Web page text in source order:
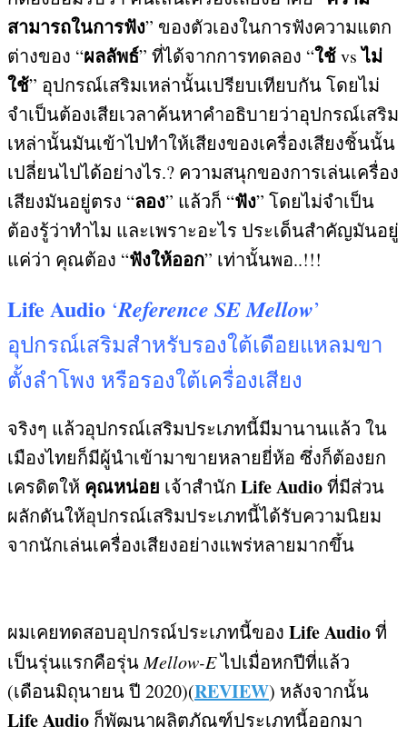
สามารถในการฟัง” ของตัวเองในการฟังความแตก
ต่างของ “ผลลัพธ์” ที่ได้จากการทดลอง “ใช้vsไม่
ใช้” อุปกรณ์เสริมเหล่านั้นเปรียบเทียบกัน โดยไม่
จำเป็นต้องเสียเวลาค้นหาคำอธิบายว่าอุปกรณ์เสริม
เหล่านั้นมันเข้าไปทำให้เสียงของเครื่องเสียงชิ้นนั้น
เปลี่ยนไปได้อย่างไร.? ความสนุกของการเล่นเครื่อง
เสียงมันอยู่ตรง “ลอง” แล้วก็ “ฟัง” โดยไม่จำเป็น
ต้องรู้ว่าทำไม และเพราะอะไร ประเด็นสำคัญมันอยู่
แค่ว่า คุณต้อง “ฟังให้ออก” เท่านั้นพอ..!!!
Life Audio ‘Reference SE Mellow’
อุปกรณ์เสริมสำหรับรองใต้เดือยแหลมขา
ตั้งลำโพง หรือรองใต้เครื่องเสียง
จริงๆ แล้วอุปกรณ์เสริมประเภทนี้มีมานานแล้ว ใน
เมืองไทยก็มีผู้นำเข้ามาขายหลายยี่ห้อ ซึ่งก็ต้องยก
เครดิตให้ คุณหน่อย เจ้าสำนัก Life Audioที่มีส่วน
ผลักดันให้อุปกรณ์เสริมประเภทนี้ได้รับความนิยม
จากนักเล่นเครื่องเสียงอย่างแพร่หลายมากขึ้น
ผมเคยทดสอบอุปกรณ์ประเภทนี้ของ Life Audioที่
เป็นรุ่นแรกคือรุ่นMellow-Eไปเมื่อหกปีที่แล้ว
(เดือนมิถุนายน ปี 2020)(REVIEW) หลังจากนั้น
Life Audio ก็พัฒนาผลิตภัณฑ์ประเภทนี้ออกมา